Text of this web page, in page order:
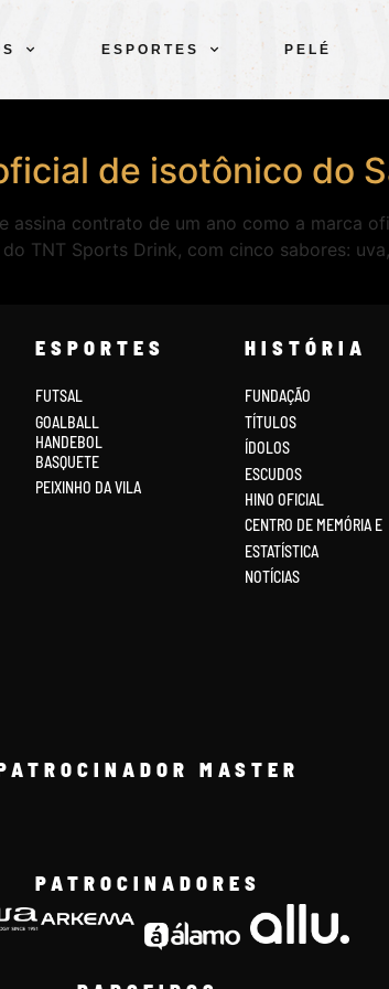
ESPORTES PELÉ
de isotônico do
assina contrato de um ano como a marca
TNT Sports Drink, com cinco sabores:
ESPORTES
FUTSAL
GOALBALL
HANDEBOL
BASQUETE
PEIXINHO DA VILA
HISTÓRIA
FUNDAÇÃO
TÍTULOS
ÍDOLOS
ESCUDOS
HINO OFICIAL
CENTRO DE MEMÓRIA E
ESTATÍSTICA
NOTÍCIAS
MASTER
PATROCINADORES